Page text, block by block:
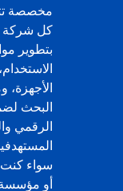
مخصصة
كل شركة
بتطوير
الأجهزة،
البحث
الرقمي
سواء كنت
أو مؤسسة